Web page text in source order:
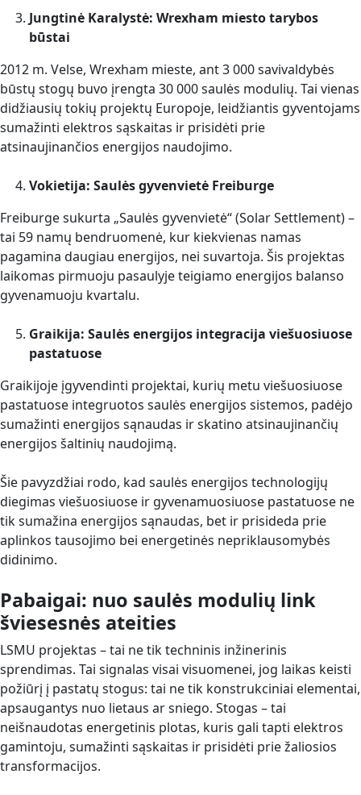
Jungtinė Karalystė: Wrexham miesto tarybos
būstai
2012 m. Velse, Wrexham mieste, ant 3 000 savivaldybės
būstų stogų buvo įrengta 30 000 saulės modulių. Tai vienas
didžiausių tokių projektų Europoje, leidžiantis gyventojams
sumažinti elektros sąskaitas ir prisidėti prie
atsinaujinančios energijos naudojimo.
Vokietija: Saulės gyvenvietė Freiburge
Freiburge sukurta „Saulės gyvenvietė“ (Solar Settlement) –
tai 59 namų bendruomenė, kur kiekvienas namas
pagamina daugiau energijos, nei suvartoja. Šis projektas
laikomas pirmuoju pasaulyje teigiamo energijos balanso
gyvenamuoju kvartalu.
Graikija: Saulės energijos integracija viešuosiuose
pastatuose
Graikijoje įgyvendinti projektai, kurių metu viešuosiuose
pastatuose integruotos saulės energijos sistemos, padėjo
sumažinti energijos sąnaudas ir skatino atsinaujinančių
energijos šaltinių naudojimą.
Šie pavyzdžiai rodo, kad saulės energijos technologijų
diegimas viešuosiuose ir gyvenamuosiuose pastatuose ne
tik sumažina energijos sąnaudas, bet ir prisideda prie
aplinkos tausojimo bei energetinės nepriklausomybės
didinimo.
Pabaigai: nuo saulės modulių link
šviesesnės ateities
LSMU projektas – tai ne tik techninis inžinerinis
sprendimas. Tai signalas visai visuomenei, jog laikas keisti
požiūrį į pastatų stogus: tai ne tik konstrukciniai elementai,
apsaugantys nuo lietaus ar sniego. Stogas – tai
neišnaudotas energetinis plotas, kuris gali tapti elektros
gamintoju, sumažinti sąskaitas ir prisidėti prie žaliosios
transformacijos.